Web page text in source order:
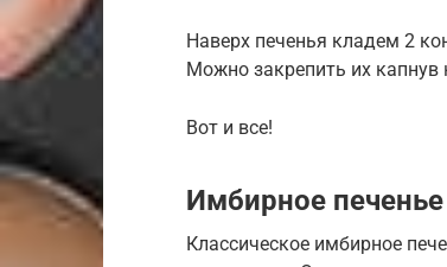
Наверх печенья кладем 2
Можно закрепить их
Вот и все!
Имбирное
Классическое имбирное